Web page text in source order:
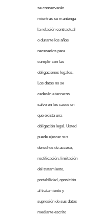
se conservarán
mientras se mantenga
la relación contractual
o durante los años
necesarios para
cumplir con las
obligaciones legales.
Los datos no se
cederán a terceros
salvo en los casos en
que exista una
obligación legal. Usted
puede ejercer sus
derechos de acceso,
rectificación, limitación
del tratamiento,
portabilidad, oposición
al tratamiento y
supresión de sus datos
mediante escrito